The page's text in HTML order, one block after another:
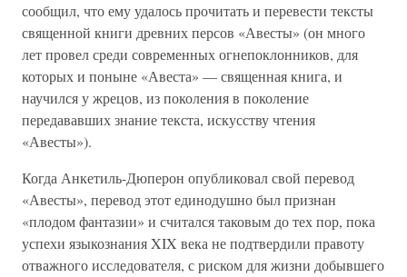
сообщил, что ему удалось прочитать и перевести тексты
священной книги древних персов «Авесты» (он много
лет провел среди современных огнепоклонников, для
которых и поныне «Авеста» — священная книга, и
научился у жрецов, из поколения в поколение
передававших знание текста, искусству чтения
«Авесты»).
Когда Анкетиль-Дюперон опубликовал свой перевод
«Авесты», перевод этот единодушно был признан
«плодом фантазии» и считался таковым до тех пор, пока
успехи языкознания XIX века не подтвердили правоту
отважного исследователя, с риском для жизни добывшего